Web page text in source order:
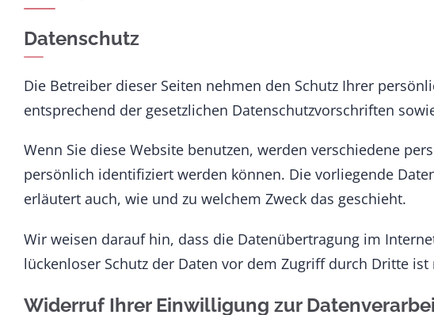
Datenschutz
Die Betreiber dieser Seiten nehmen den Schutz Ihrer
entsprechend der gesetzlichen Datenschutzvorschriften
Wenn Sie diese Website benutzen, werden verschiedene
persönlich identifiziert werden können. Die vorliegende
erläutert auch, wie und zu welchem Zweck das geschieht.
Wir weisen darauf hin, dass die Datenübertragung im
lückenloser Schutz der Daten vor dem Zugriff durch Dritte
Widerruf Ihrer Einwilligung zur